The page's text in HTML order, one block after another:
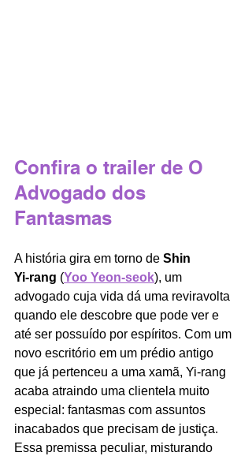
Confira o trailer de O
Advogado dos
Fantasmas
A história gira em torno de Shin
Yi‑rang (Yoo Yeon‑seok), um
advogado cuja vida dá uma reviravolta
quando ele descobre que pode ver e
até ser possuído por espíritos. Com um
novo escritório em um prédio antigo
que já pertenceu a uma xamã, Yi‑rang
acaba atraindo uma clientela muito
especial: fantasmas com assuntos
inacabados que precisam de justiça.
Essa premissa peculiar, misturando